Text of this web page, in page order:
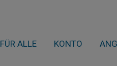
FÜR ALLE KONTO